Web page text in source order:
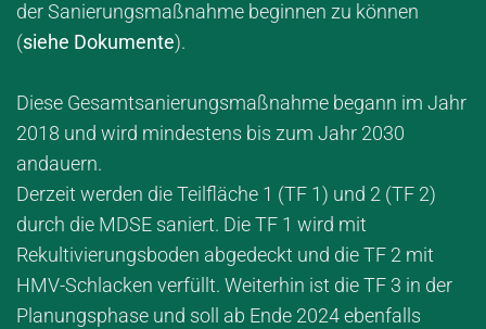
der Sanierungsmaßnahme beginnen zu können
(siehe Dokumente).
Diese Gesamtsanierungsmaßnahme begann im Jahr
2018 und wird mindestens bis zum Jahr 2030
andauern.
Derzeit werden die Teilfläche 1 (TF 1) und 2 (TF 2)
durch die MDSE saniert. Die TF 1 wird mit
Rekultivierungsboden abgedeckt und die TF 2 mit
HMV-Schlacken verfüllt. Weiterhin ist die TF 3 in der
Planungsphase und soll ab Ende 2024 ebenfalls